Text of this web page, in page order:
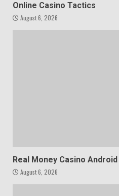
Online Casino Tactics
August 6, 2026
Real Money Casino
August 6, 2026